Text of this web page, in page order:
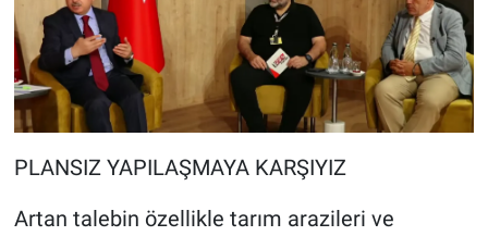
PLANSIZ YAPILAŞMAYA KARŞIYIZ
Artan talebin özellikle tarım arazileri ve